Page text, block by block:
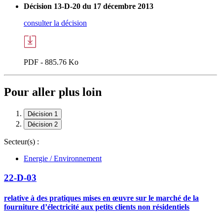
Décision 13-D-20 du 17 décembre 2013
consulter la décision
PDF - 885.76 Ko
Pour aller plus loin
Décision 1
Décision 2
Secteur(s) :
Energie / Environnement
22-D-03
relative à des pratiques mises en œuvre sur le marché de la
fourniture d’électricité aux petits clients non résidentiels